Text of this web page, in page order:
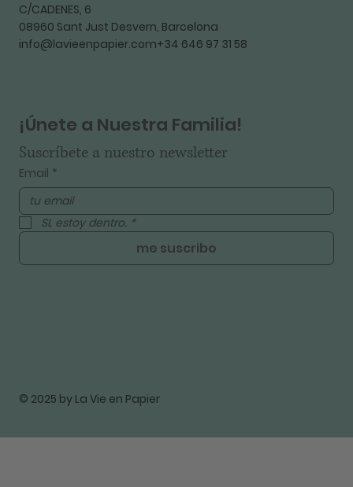
C/CADENES, 6
08960 Sant Just Desvern, Barcelona
info@lavieenpapier.com+34 646 97 31 58
¡Únete a Nuestra Familia!
Suscríbete a nuestro newsletter
Email *
SI, estoy dentro. *
me suscribo
© 2025 by La Vie en Papier